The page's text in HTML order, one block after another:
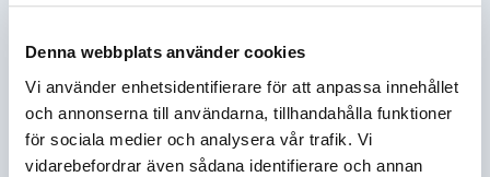
Denna webbplats använder cookies
Vi använder enhetsidentifierare för att anpassa innehållet
och annonserna till användarna, tillhandahålla funktioner
för sociala medier och analysera vår trafik. Vi
vidarebefordrar även sådana identifierare och annan